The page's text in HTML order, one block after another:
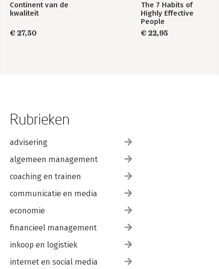
Continent van de
kwaliteit
€ 27,50
The 7 Habits of
Highly Effective
People
€ 22,95
Rubrieken
advisering
algemeen management
coaching en trainen
communicatie en media
economie
financieel management
inkoop en logistiek
internet en social media